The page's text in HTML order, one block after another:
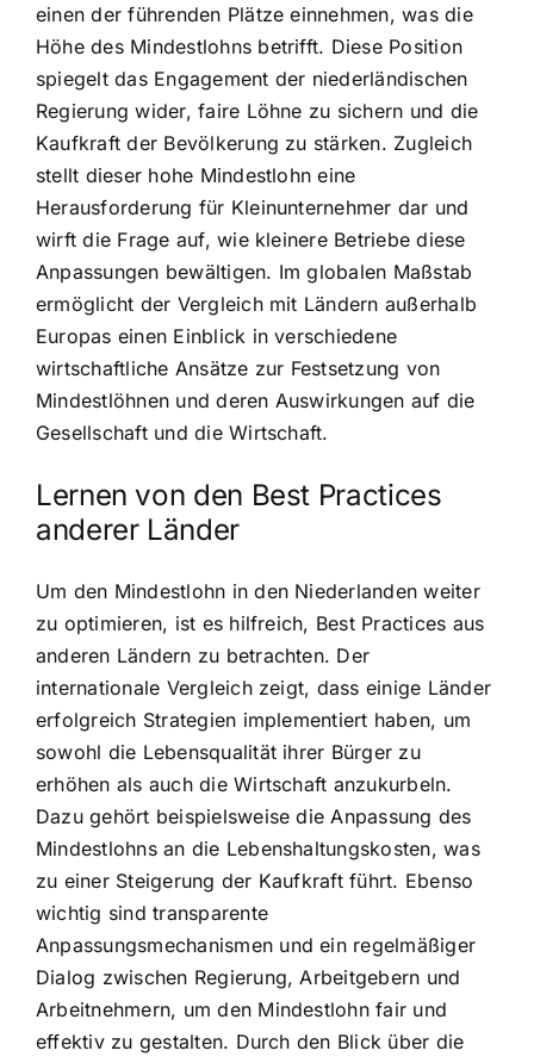
einen der führenden Plätze einnehmen, was die
Höhe des Mindestlohns betrifft. Diese Position
spiegelt das Engagement der niederländischen
Regierung wider, faire Löhne zu sichern und die
Kaufkraft der Bevölkerung zu stärken. Zugleich
stellt dieser hohe Mindestlohn eine
Herausforderung für Kleinunternehmer dar und
wirft die Frage auf, wie kleinere Betriebe diese
Anpassungen bewältigen. Im globalen Maßstab
ermöglicht der Vergleich mit Ländern außerhalb
Europas einen Einblick in verschiedene
wirtschaftliche Ansätze zur Festsetzung von
Mindestlöhnen und deren Auswirkungen auf die
Gesellschaft und die Wirtschaft.
Lernen von den Best Practices
anderer Länder
Um den Mindestlohn in den Niederlanden weiter
zu optimieren, ist es hilfreich, Best Practices aus
anderen Ländern zu betrachten. Der
internationale Vergleich zeigt, dass einige Länder
erfolgreich Strategien implementiert haben, um
sowohl die Lebensqualität ihrer Bürger zu
erhöhen als auch die Wirtschaft anzukurbeln.
Dazu gehört beispielsweise die Anpassung des
Mindestlohns an die Lebenshaltungskosten, was
zu einer Steigerung der Kaufkraft führt. Ebenso
wichtig sind transparente
Anpassungsmechanismen und ein regelmäßiger
Dialog zwischen Regierung, Arbeitgebern und
Arbeitnehmern, um den Mindestlohn fair und
effektiv zu gestalten. Durch den Blick über die